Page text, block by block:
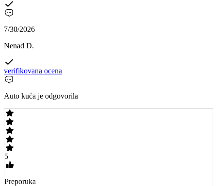
7/30/2026
Nenad D.
verifikovana ocena
Auto kuća je odgovorila
5
Preporuka